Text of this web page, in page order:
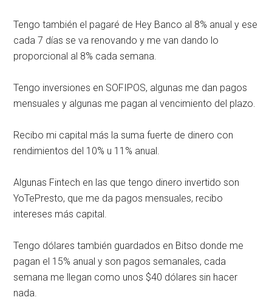
Tengo también el pagaré de Hey Banco al 8% anual y ese
cada 7 días se va renovando y me van dando lo
proporcional al 8% cada semana.
Tengo inversiones en SOFIPOS, algunas me dan pagos
mensuales y algunas me pagan al vencimiento del plazo.
Recibo mi capital más la suma fuerte de dinero con
rendimientos del 10% u 11% anual.
Algunas Fintech en las que tengo dinero invertido son
YoTePresto, que me da pagos mensuales, recibo
intereses más capital.
Tengo dólares también guardados en Bitso donde me
pagan el 15% anual y son pagos semanales, cada
semana me llegan como unos $40 dólares sin hacer
nada.